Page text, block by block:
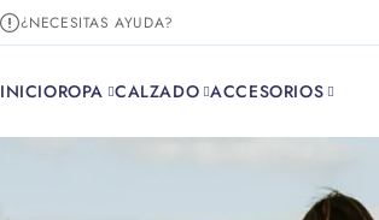
¿NECESITAS AYUDA?
INICIOROPA CALZADO ACCESORIOS